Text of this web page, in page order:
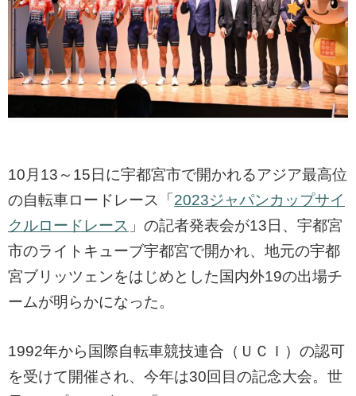
10月13～15日に宇都宮市で開かれるアジア最高位
の自転車ロードレース「 2023ジャパンカップサイ
クルロードレース 」の記者発表会が13日、宇都宮
市のライトキューブ宇都宮で開かれ、地元の宇都
宮ブリッツェンをはじめとした国内外19の出場チ
ームが明らかになった。
1992年から国際自転車競技連合（ＵＣＩ）の認可
を受けて開催され、今年は30回目の記念大会。世